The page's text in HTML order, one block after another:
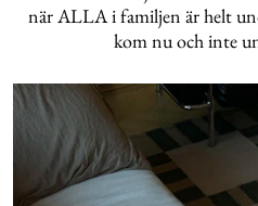
när ALLA i familjen är helt
kom nu och inte